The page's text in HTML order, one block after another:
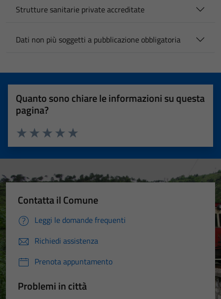
Strutture sanitarie private accreditate
Dati non più soggetti a pubblicazione obbligatoria
Quanto sono chiare le informazioni su questa
pagina?
Valuta 5 stelle su 5
Valuta 4 stelle su 5
Valuta 3 stelle su 5
Valuta 2 stelle su 5
Valuta 1 stelle su 5
Contatta il Comune
Leggi le domande frequenti
Richiedi assistenza
Prenota appuntamento
Problemi in città